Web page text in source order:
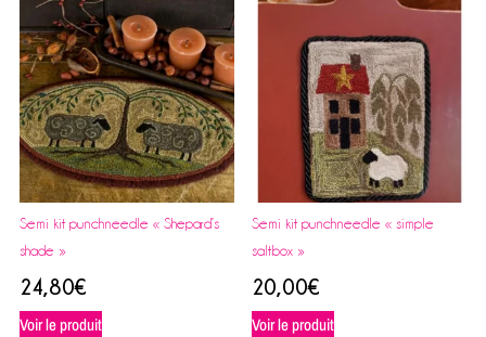
Semi kit punchneedle « Shepard’s
shade »
24,80€
Voir le produit
Semi kit punchneedle « simple
saltbox »
20,00€
Voir le produit